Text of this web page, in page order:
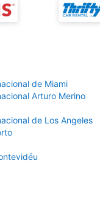
de Miami
Arturo Merino
de Los Angeles